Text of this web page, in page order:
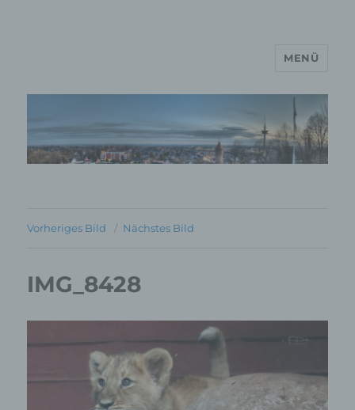
MP Mario Porten Beratung
Training Coaching
MENÜ
Vorheriges Bild Nächstes Bild
IMG_8428